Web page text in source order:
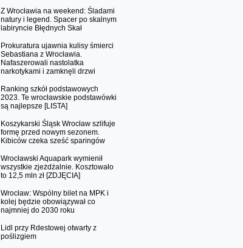
Z Wrocławia na weekend: Śladami
natury i legend. Spacer po skalnym
labiryncie Błędnych Skał
Prokuratura ujawnia kulisy śmierci
Sebastiana z Wrocławia.
Nafaszerowali nastolatka
narkotykami i zamknęli drzwi
Ranking szkół podstawowych
2023. Te wrocławskie podstawówki
są najlepsze [LISTA]
Koszykarski Śląsk Wrocław szlifuje
formę przed nowym sezonem.
Kibiców czeka sześć sparingów
Wrocławski Aquapark wymienił
wszystkie zjeżdżalnie. Kosztowało
to 12,5 mln zł [ZDJĘCIA]
Wrocław: Wspólny bilet na MPK i
kolej będzie obowiązywał co
najmniej do 2030 roku
Lidl przy Rdestowej otwarty z
poślizgiem